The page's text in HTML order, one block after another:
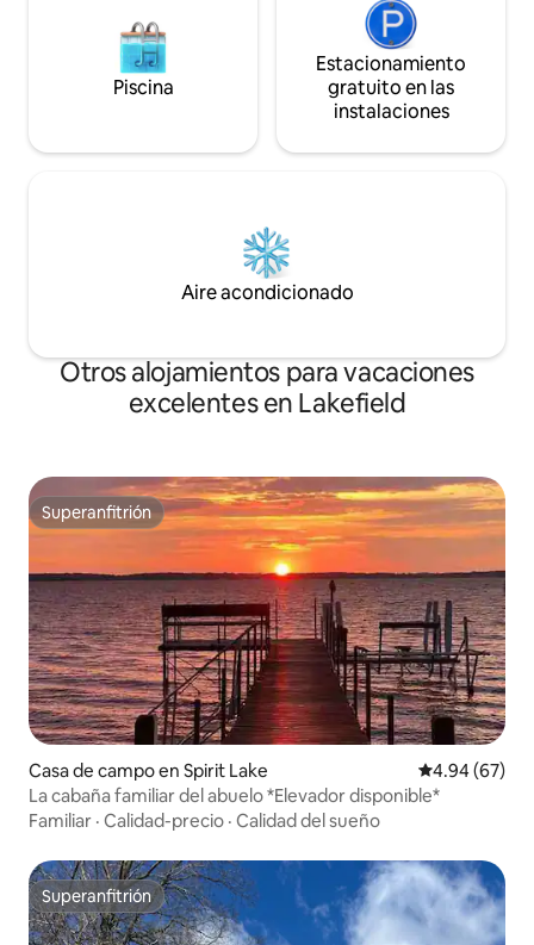
Piscina
Estacionamiento
gratuito en las
instalaciones
Aire acondicionado
Otros alojamientos para vacaciones
excelentes en Lakefield
Superanfitrión
Superanfitrión
Casa de campo en Spirit Lake Calificación
4.94 (67)
La cabaña familiar del abuelo *Elevador disponible*
Familiar · Calidad-precio · Calidad del sueño
Superanfitrión
Superanfitrión